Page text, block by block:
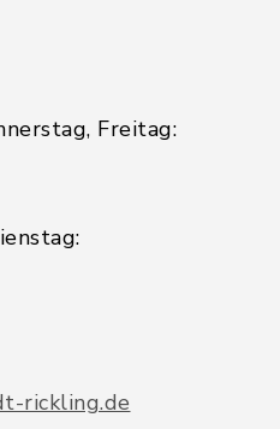
Freitag:
rickling.de